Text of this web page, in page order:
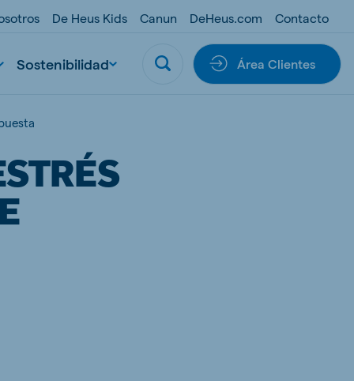
De Heus Kids Canun DeHeus.com Contacto
Sostenibilidad Área Clientes